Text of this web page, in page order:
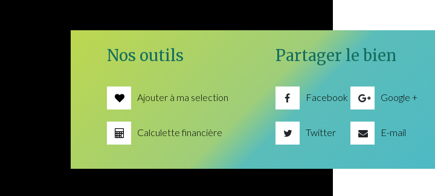
Nos outils
Ajouter à ma selection
Calculette financière
Partager le bien
Facebook Google +
Twitter E-mail